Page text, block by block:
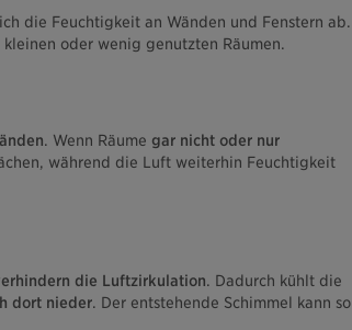
die Feuchtigkeit an Wänden und Fenstern ab.
kleinen oder wenig genutzten Räumen.
. Wenn Räume gar nicht oder nur
während die Luft weiterhin Feuchtigkeit
die Luftzirkulation. Dadurch kühlt die
dort nieder. Der entstehende Schimmel kann so